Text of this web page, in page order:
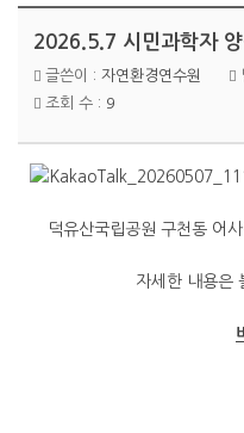
2026.5.7 시민과학자
글쓴이 : 자연환경연수원
조회 수 : 9
덕유산국립공원 구천동 어
자세한 내용은